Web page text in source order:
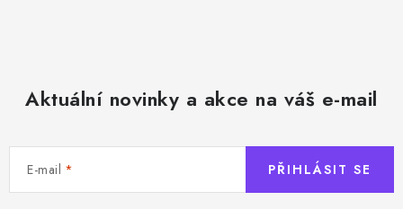
Aktuální novinky a akce na váš e-mail
E-mail PŘIHLÁSIT SE